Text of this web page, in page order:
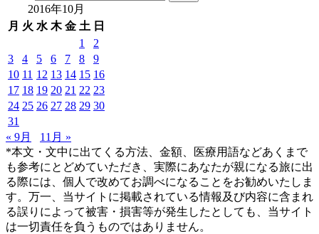
2016年10月
月 火 水 木 金 土 日
1
2
3
4 5 6 7 8
9
10 11 12 13 14 15 16
17 18 19 20 21 22 23
24 25 26 27 28 29 30
31
« 9月
11月 »
*本文・文中に出てくる方法、金額、医療用語などあくまで
も参考にとどめていただき、実際にあなたが親になる旅に出
る際には、個人で改めてお調べになることをお勧めいたしま
す。万一、当サイトに掲載されている情報及び内容に含まれ
る誤りによって被害・損害等が発生したとしても、当サイト
は一切責任を負うものではありません。